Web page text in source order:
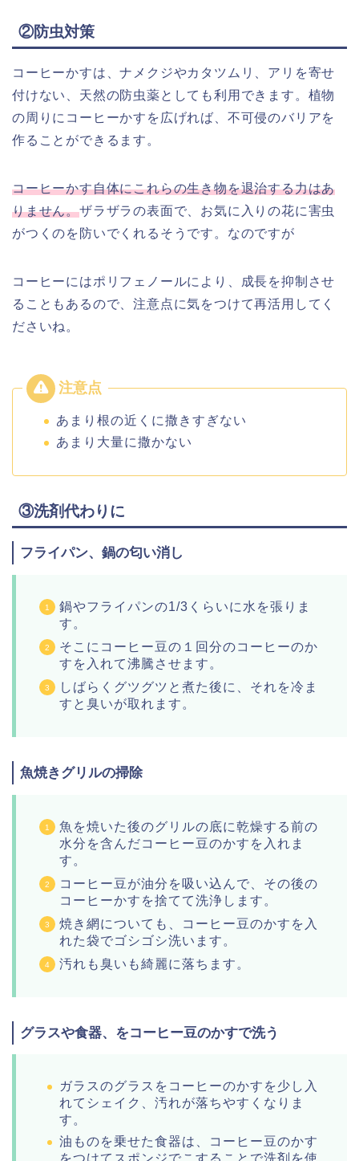
②防虫対策
コーヒーかすは、ナメクジやカタツムリ、アリを寄せ
付けない、天然の防虫薬としても利用できます。 植物
の周りにコーヒーかすを広げれば、不可侵のバリアを
作ることができるます。
コーヒーかす自体にこれらの生き物を退治する力はあ
りません。ザラザラの表面で、お気に入りの花に害虫
がつくのを防いでくれるそうです。なのですが
コーヒーにはポリフェノールにより、成長を抑制させ
ることもあるので、注意点に気をつけて再活用してく
ださいね。
あまり根の近くに撒きすぎない
あまり大量に撒かない
③洗剤代わりに
フライパン、鍋の匂い消し
鍋やフライパンの1/3くらいに水を張りま
す。
そこにコーヒー豆の１回分のコーヒーのか
すを入れて沸騰させます。
しばらくグツグツと煮た後に、それを冷ま
すと臭いが取れます。
魚焼きグリルの掃除
魚を焼いた後のグリルの底に乾燥する前の
水分を含んだコーヒー豆のかすを入れま
す。
コーヒー豆が油分を吸い込んで、その後の
コーヒーかすを捨てて洗浄します。
焼き網についても、コーヒー豆のかすを入
れた袋でゴシゴシ洗います。
汚れも臭いも綺麗に落ちます。
グラスや食器、をコーヒー豆のかすで洗う
ガラスのグラスをコーヒーのかすを少し入
れてシェイク、汚れが落ちやすくなりま
す。
油ものを乗せた食器は、コーヒー豆のかす
をつけてスポンジでこすることで洗剤を使